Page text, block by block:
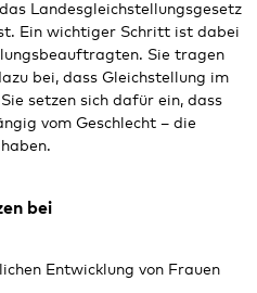
Landesgleichstellungsgesetz
Ein wichtiger Schritt ist dabei
Sie tragen
bei, dass Gleichstellung im
setzen sich dafür ein, dass
vom Geschlecht – die
bei
Entwicklung von Frauen